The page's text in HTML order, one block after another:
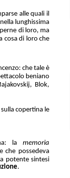
alle quali il
lunghissima
di loro, ma
cosa di loro che
che tale è
beniano
Blok,
copertina le
la
memoria
che possedeva
potente sintesi
.